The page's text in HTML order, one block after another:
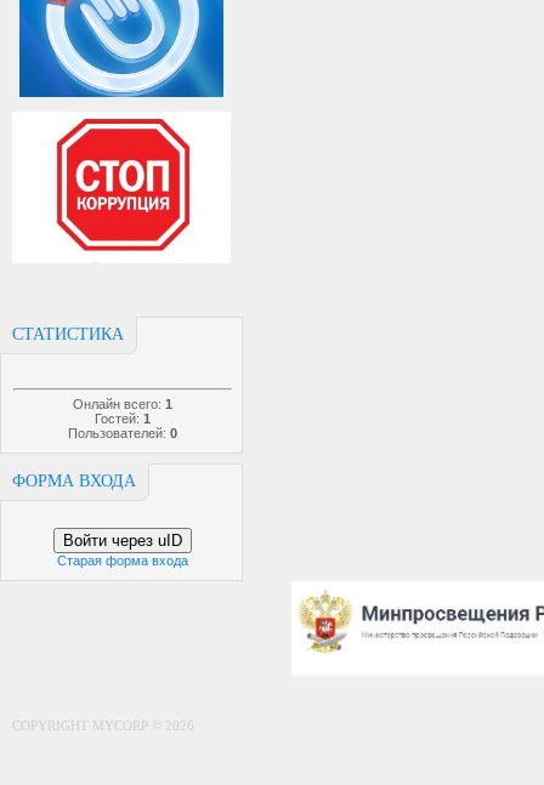
СТАТИСТИКА
Онлайн всего: 1
Гостей: 1
Пользователей: 0
ФОРМА ВХОДА
Войти через uID
Старая форма входа
COPYRIGHT MYCORP © 2026